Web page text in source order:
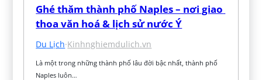
Ghé thăm thành phố Naples – nơi giao
thoa văn hoá & lịch sử nước Ý
Du Lịch·Kinhnghiemdulich.vn
Là một trong những thành phố lâu đời bậc nhất, thành phố
Naples luôn…